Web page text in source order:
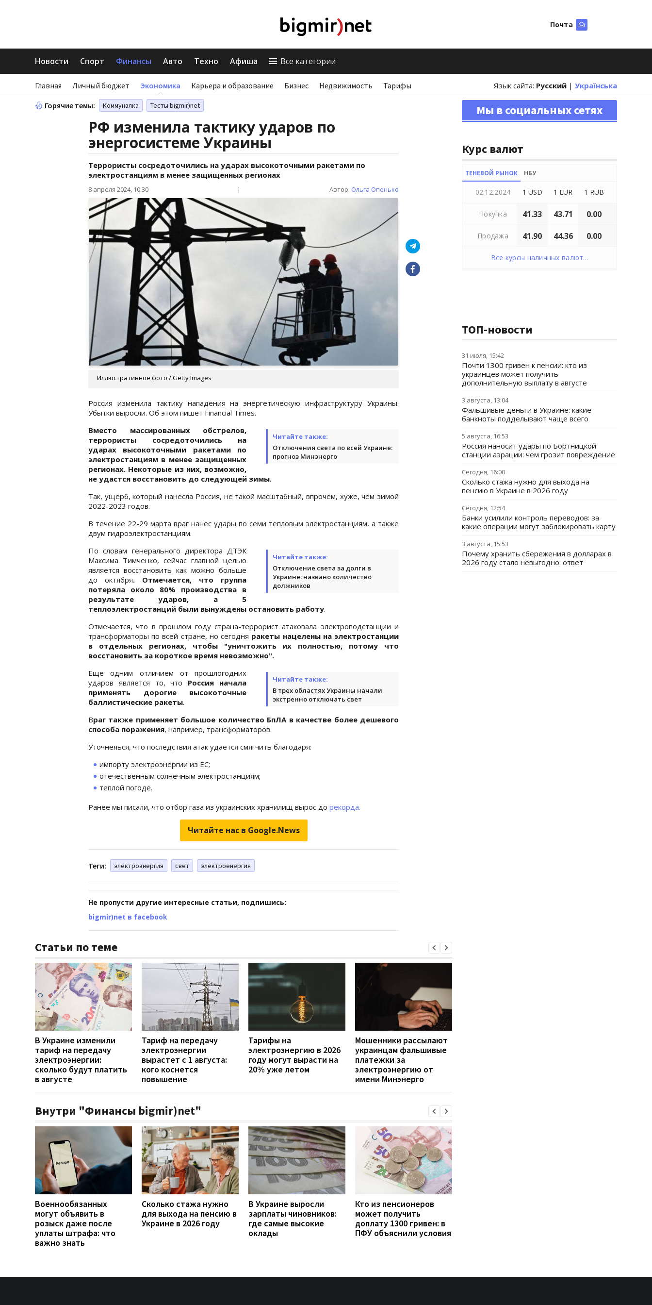
Почта
Новости Спорт Финансы Авто Техно Афиша Все категории
Главная Личный бюджет Экономика Карьера и образование Бизнес Недвижимость Тарифы Язык сайта: Русский | Українська
Горячие темы: Коммуналка Тесты bigmir)net
РФ изменила тактику ударов по
энергосистеме Украины
Террористы сосредоточились на ударах высокоточными ракетами по
электростанциям в менее защищенных регионах
8 апреля 2024, 10:30 | Автор: Ольга Опенько
Иллюстративное фото / Getty Images
Россия изменила тактику нападения на энергетическую инфраструктуру Украины.
Убытки выросли. Об этом пишет Financial Times.
Читайте также:
Отключения света по всей Украине:
прогноз Минэнерго
Вместо массированных обстрелов,
террористы сосредоточились на
ударах высокоточными ракетами по
электростанциям в менее защищенных
регионах. Некоторые из них, возможно,
не удастся восстановить до следующей зимы.
Так, ущерб, который нанесла Россия, не такой масштабный, впрочем, хуже, чем зимой
2022-2023 годов.
В течение 22-29 марта враг нанес удары по семи тепловым электростанциям, а также
двум гидроэлектростанциям.
Читайте также:
Отключение света за долги в
Украине: названо количество
должников
По словам генерального директора ДТЭК
Максима Тимченко, сейчас главной целью
является восстановить как можно больше
до октября. Отмечается, что группа
потеряла около 80% производства в
результате ударов, а 5
теплоэлектростанций были вынуждены остановить работу.
Отмечается, что в прошлом году страна-террорист атаковала электроподстанции и
трансформаторы по всей стране, но сегодня ракеты нацелены на электростанции
в отдельных регионах, чтобы "уничтожить их полностью, потому что
восстановить за короткое время невозможно".
Читайте также:
В трех областях Украины начали
экстренно отключать свет
Еще одним отличием от прошлогодних
ударов является то, что Россия начала
применять дорогие высокоточные
баллистические ракеты.
Враг также применяет большое количество БпЛА в качестве более дешевого
способа поражения, например, трансформаторов.
Уточнеяься, что последствия атак удается смягчить благодаря:
импорту электроэнергии из ЕС;
отечественным солнечным электростанциям;
теплой погоде.
Ранее мы писали, что отбор газа из украинских хранилищ вырос до рекорда.
Читайте нас в Google.News
Теги: электроэнергия свет электроенергия
Не пропусти другие интересные статьи, подпишись:
bigmir)net в facebook
Статьи по теме
В Украине изменили
тариф на передачу
электроэнергии:
сколько будут платить
в августе
Тариф на передачу
электроэнергии
вырастет с 1 августа:
кого коснется
повышение
Тарифы на
электроэнергию в 2026
году могут вырасти на
20% уже летом
Мошенники рассылают
украинцам фальшивые
платежки за
электроэнергию от
имени Минэнерго
Внутри "Финансы bigmir)net"
Военнообязанных
могут объявить в
розыск даже после
уплаты штрафа: что
важно знать
Сколько стажа нужно
для выхода на пенсию в
Украине в 2026 году
В Украине выросли
зарплаты чиновников:
где самые высокие
оклады
Кто из пенсионеров
может получить
доплату 1300 гривен: в
ПФУ объяснили условия
Мы в социальных сетях
Курс валют
ТЕНЕВОЙ РЫНОК НБУ
02.12.2024 1 USD 1 EUR 1 RUB
Покупка 41.33 43.71 0.00
Продажа 41.90 44.36 0.00
Все курсы наличных валют...
ТОП-новости
31 июля, 15:42
Почти 1300 гривен к пенсии: кто из
украинцев может получить
дополнительную выплату в августе
3 августа, 13:04
Фальшивые деньги в Украине: какие
банкноты подделывают чаще всего
5 августа, 16:53
Россия наносит удары по Бортницкой
станции аэрации: чем грозит повреждение
Сегодня, 16:00
Сколько стажа нужно для выхода на
пенсию в Украине в 2026 году
Сегодня, 12:54
Банки усилили контроль переводов: за
какие операции могут заблокировать карту
3 августа, 15:53
Почему хранить сбережения в долларах в
2026 году стало невыгодно: ответ